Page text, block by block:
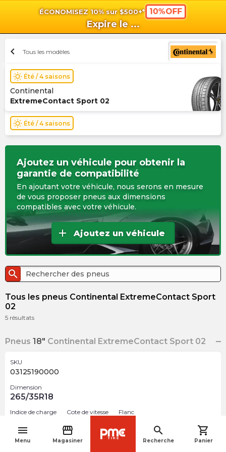
ÉCONOMISEZ 10% sur $500+* 10%OFF
Expire le ...
menu
Menu
storefront
Magasiner
search
Recherche
shopping_cart
Panier
chevron_left Tous les modèles
wb_sunny Été / 4 saisons
Continental
ExtremeContact Sport 02
wb_sunny Été / 4 saisons
Ajoutez un véhicule pour obtenir la
garantie de compatibilité
En ajoutant votre véhicule, nous serons en mesure
de vous proposer pneus aux dimensions
compatibles avec votre véhicule.
add Ajoutez un véhicule
search
Tous les pneus Continental ExtremeContact Sport
02
5 résultats
Pneus 18" Continental ExtremeContact Sport 02
SKU
03125190000
Dimension
265/35R18
Indice de charge Cote de vitesse Flanc
$398.99 navigate_before